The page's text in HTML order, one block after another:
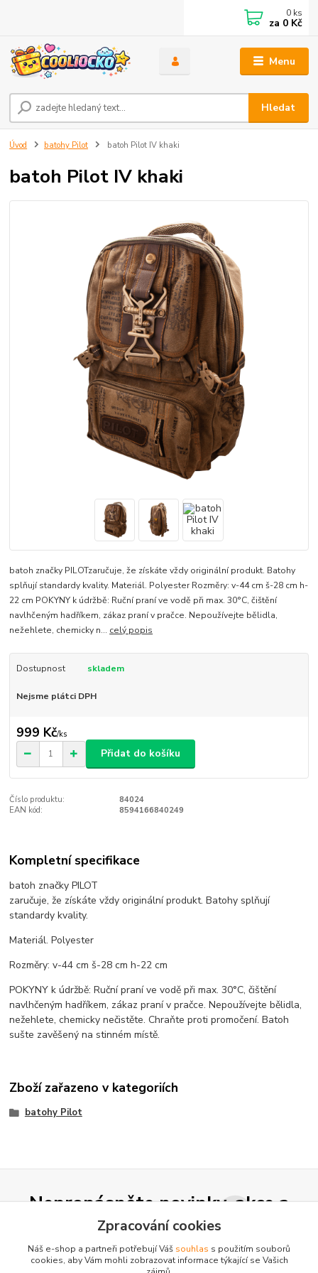
Menu
Hledat
0 ks
za 0 Kč
Úvod batohy Pilot batoh Pilot IV khaki
batoh Pilot IV khaki
batoh značky PILOTzaručuje, že získáte vždy originální produkt. Batohy
splňují standardy kvality. Materiál. Polyester Rozměry: v-44 cm š-28 cm h-
22 cm POKYNY k údržbě: Ruční praní ve vodě při max. 30°C, čištění
navlhčeným hadříkem, zákaz praní v pračce. Nepoužívejte bělidla,
nežehlete, chemicky n... celý popis
Dostupnost skladem
Nejsme plátci DPH
999 Kč/ks
Přidat do košíku
Číslo produktu:
84024
EAN kód:
8594166840249
Kompletní specifikace
batoh značky PILOT
zaručuje, že získáte vždy originální produkt. Batohy splňují
standardy kvality.
Materiál. Polyester
Rozměry: v-44 cm š-28 cm h-22 cm
POKYNY k údržbě: Ruční praní ve vodě při max. 30°C, čištění
navlhčeným hadříkem, zákaz praní v pračce. Nepoužívejte bělidla,
nežehlete, chemicky nečistěte. Chraňte proti promočení. Batoh
sušte zavěšený na stinném místě.
Zboží zařazeno v kategoriích
batohy Pilot
Nepropásněte novinky, akce a
slevy!
Zpracování cookies
Náš e-shop a partneři potřebují Váš souhlas s použitím souborů
cookies, aby Vám mohli zobrazovat informace týkající se Vašich